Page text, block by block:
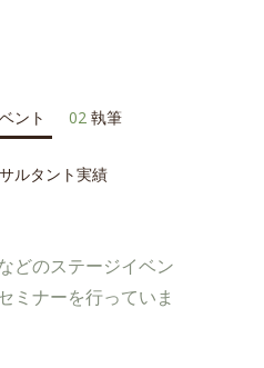
ント 02 執筆
ルタント実績
どのステージイベン
ミナーを行っていま